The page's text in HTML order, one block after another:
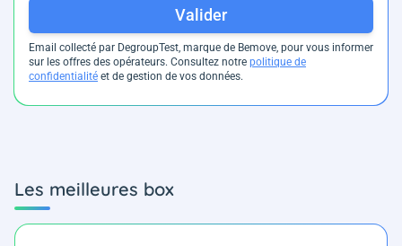
Valider
Email collecté par DegroupTest, marque de Bemove, pour vous informer
sur les offres des opérateurs. Consultez notre politique de
confidentialité et de gestion de vos données.
Les meilleures box